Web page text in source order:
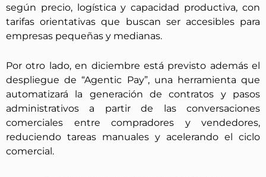
según precio, logística y capacidad productiva, con
tarifas orientativas que buscan ser accesibles para
empresas pequeñas y medianas.
Por otro lado, en diciembre está previsto además el
despliegue de “Agentic Pay”, una herramienta que
automatizará la generación de contratos y pasos
administrativos a partir de las conversaciones
comerciales entre compradores y vendedores,
reduciendo tareas manuales y acelerando el ciclo
comercial.